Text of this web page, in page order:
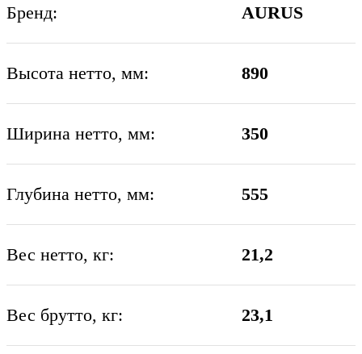
Бренд: AURUS
Высота нетто, мм: 890
Ширина нетто, мм: 350
Глубина нетто, мм: 555
Вес нетто, кг: 21,2
Вес брутто, кг: 23,1